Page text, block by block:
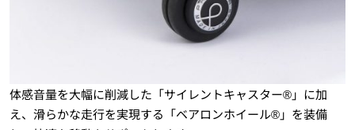
体感音量を大幅に削減した「サイレントキャスター®」に加
え、滑らかな走行を実現する「ベアロンホイール®」を装備